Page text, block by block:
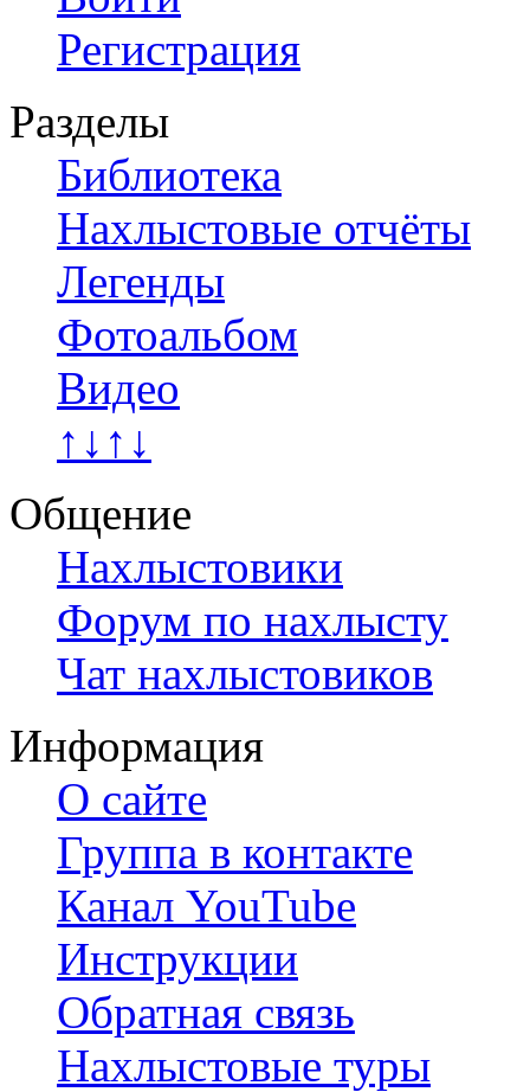
Регистрация
Разделы
Библиотека
Нахлыстовые отчёты
Легенды
Фотоальбом
Видео
↑↓↑↓
Общение
Нахлыстовики
Форум по нахлысту
Чат нахлыстовиков
Информация
О сайте
Группа в контакте
Канал YouTube
Инструкции
Обратная связь
Нахлыстовые туры